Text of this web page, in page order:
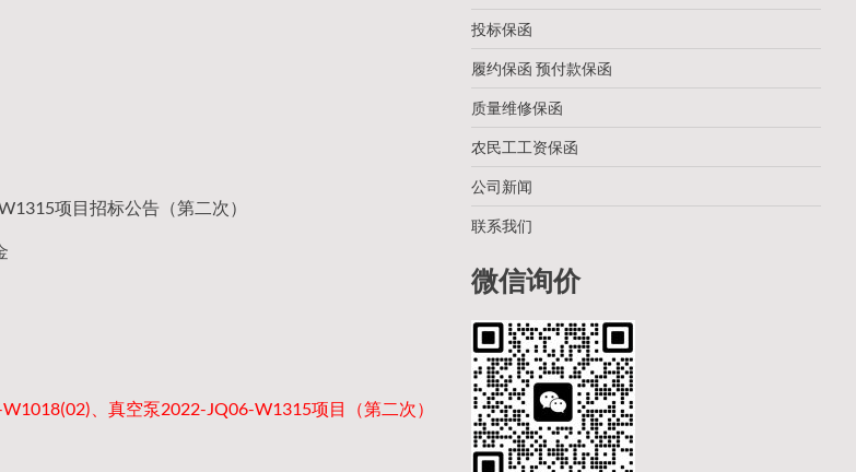
项目招标公告（第二次）
、真空泵2022-JQ06-W1315项目（第二次）
投标保函
履约保函 预付款保函
质量维修保函
农民工工资保函
公司新闻
联系我们
微信询价